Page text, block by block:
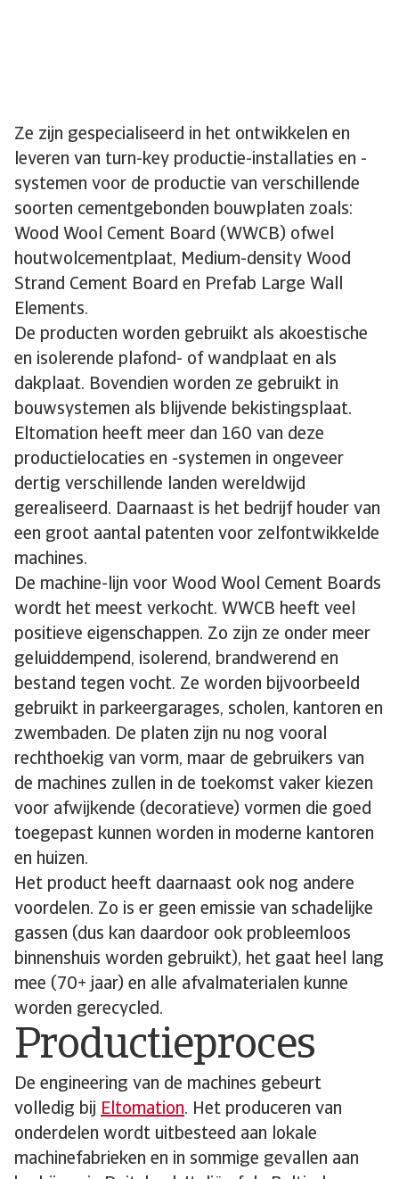
Ze zijn gespecialiseerd in het ontwikkelen en
leveren van turn-key productie-installaties en -
systemen voor de productie van verschillende
soorten cementgebonden bouwplaten zoals:
Wood Wool Cement Board (WWCB) ofwel
houtwolcementplaat, Medium-density Wood
Strand Cement Board en Prefab Large Wall
Elements.
De producten worden gebruikt als akoestische
en isolerende plafond- of wandplaat en als
dakplaat. Bovendien worden ze gebruikt in
bouwsystemen als blijvende bekistingsplaat.
Eltomation heeft meer dan 160 van deze
productielocaties en -systemen in ongeveer
dertig verschillende landen wereldwijd
gerealiseerd. Daarnaast is het bedrijf houder van
een groot aantal patenten voor zelfontwikkelde
machines.
De machine-lijn voor Wood Wool Cement Boards
wordt het meest verkocht. WWCB heeft veel
positieve eigenschappen. Zo zijn ze onder meer
geluiddempend, isolerend, brandwerend en
bestand tegen vocht. Ze worden bijvoorbeeld
gebruikt in parkeergarages, scholen, kantoren en
zwembaden. De platen zijn nu nog vooral
rechthoekig van vorm, maar de gebruikers van
de machines zullen in de toekomst vaker kiezen
voor afwijkende (decoratieve) vormen die goed
toegepast kunnen worden in moderne kantoren
en huizen.
Het product heeft daarnaast ook nog andere
voordelen. Zo is er geen emissie van schadelijke
gassen (dus kan daardoor ook probleemloos
binnenshuis worden gebruikt), het gaat heel lang
mee (70+ jaar) en alle afvalmaterialen kunne
worden gerecycled.
Productieproces
De engineering van de machines gebeurt
volledig bij Eltomation. Het produceren van
onderdelen wordt uitbesteed aan lokale
machinefabrieken en in sommige gevallen aan